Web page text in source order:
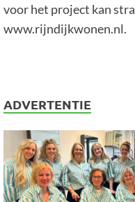
voor het project kan
www.rijndijkwonen.nl.
ADVERTENTIE